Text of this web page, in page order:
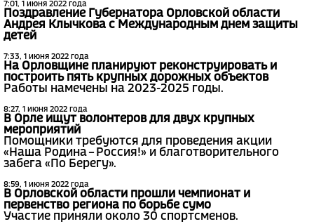
7:01, 1 июня 2022 года
Поздравление Губернатора Орловской области
Андрея Клычкова с Международным днем защиты
детей
7:33, 1 июня 2022 года
На Орловщине планируют реконструировать и
построить пять крупных дорожных объектов
Работы намечены на 2023-2025 годы.
8:27, 1 июня 2022 года
В Орле ищут волонтеров для двух крупных
мероприятий
Помощники требуются для проведения акции
«Наша Родина – Россия!» и благотворительного
забега «По Берегу».
8:59, 1 июня 2022 года
В Орловской области прошли чемпионат и
первенство региона по борьбе сумо
Участие приняли около 30 спортсменов.